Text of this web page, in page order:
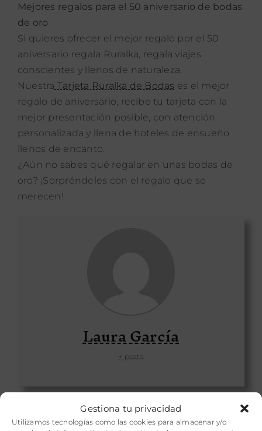
Gestiona tu privacidad
Utilizamos tecnologías como las cookies para almacenar y/o
Mejores regalos para el 50 aniversario de bodas
de oro
Si quieres ofrecer el mejor regalo por el 50
aniversario regala Ruralka, regala viajes
conscientes y llenos de naturaleza.
Nuestra Tarjeta Ruralka de Bodas es el mejor
regalo de aniversario, recibe tu tarjeta con la
mejor presentación posible, con atención
personalizada y llena de hoteles de ensueño
llenos de encanto.
¿Aún no sabes qué regalar en unas bodas de
oro? ¡Sorpréndeles con el regalo que se
merecen!
Laura García
+ posts